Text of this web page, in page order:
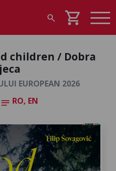
search shopping_cart
children / Dobra
EUROPEAN 2026
notes RO, EN